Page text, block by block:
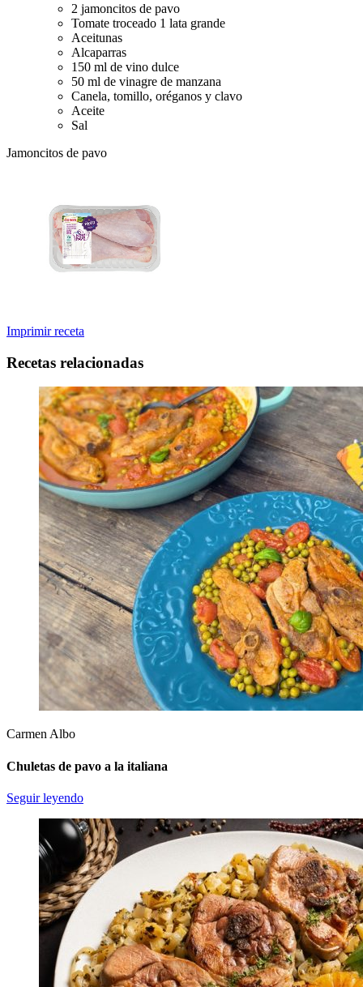
2 jamoncitos de pavo
Tomate troceado 1 lata grande
Aceitunas
Alcaparras
150 ml de vino dulce
50 ml de vinagre de manzana
Canela, tomillo, oréganos y clavo
Aceite
Sal
Jamoncitos de pavo
Imprimir receta
Recetas relacionadas
Carmen Albo
Chuletas de pavo a la italiana
Seguir leyendo